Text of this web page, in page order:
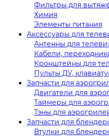
Фильтры для
Химия
Элементы питания
Аксессуары для
Антенны для
Кабели,
Кронштейны для
Пульты ДУ,
Запчасти для
Двигатели для
Таймеры для
Тэны для
Запчасти для
Втулки для